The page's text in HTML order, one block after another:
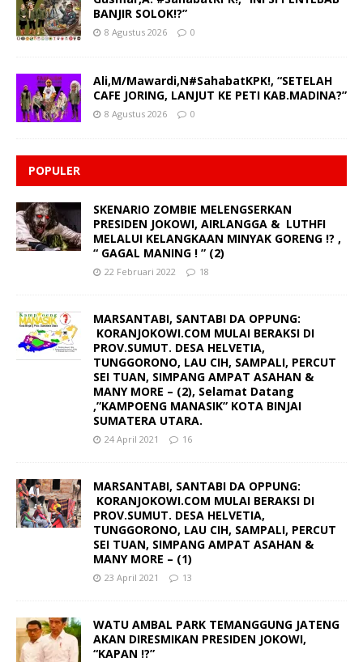
BANJIR SOLOK!?”
8 Agustus 2026 0
Ali,M/Mawardi,N#SahabatKPK!, “SETELAH
CAFE JORING, LANJUT KE PETI KAB.MADINA?”
8 Agustus 2026 0
POPULER
SKENARIO ZOMBIE MELENGSERKAN
PRESIDEN JOKOWI, AIRLANGGA & LUTHFI
MELALUI KELANGKAAN MINYAK GORENG !? ,
“ GAGAL MANING ! ” (2)
22 Februari 2022 18
MARSANTABI, SANTABI DA OPPUNG:
KORANJOKOWI.COM MULAI BERAKSI DI
PROV.SUMUT. DESA HELVETIA,
TUNGGORONO, LAU CIH, SAMPALI, PERCUT
SEI TUAN, SIMPANG AMPAT ASAHAN &
MANY MORE – (2), Selamat Datang
,”KAMPOENG MANASIK” KOTA BINJAI
SUMATERA UTARA.
24 April 2021 16
MARSANTABI, SANTABI DA OPPUNG:
KORANJOKOWI.COM MULAI BERAKSI DI
PROV.SUMUT. DESA HELVETIA,
TUNGGORONO, LAU CIH, SAMPALI, PERCUT
SEI TUAN, SIMPANG AMPAT ASAHAN &
MANY MORE – (1)
23 April 2021 13
WATU AMBAL PARK TEMANGGUNG JATENG
AKAN DIRESMIKAN PRESIDEN JOKOWI,
“KAPAN !?”